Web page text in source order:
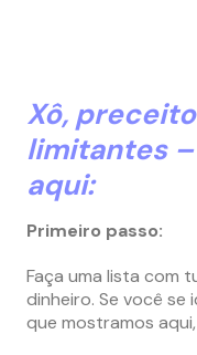
Xô,
limitantes
aqui:
Primeiro passo:
Faça uma lista com
dinheiro. Se você se
que mostramos